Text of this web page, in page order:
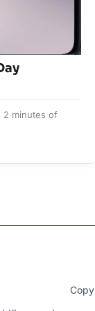
2 minutes of